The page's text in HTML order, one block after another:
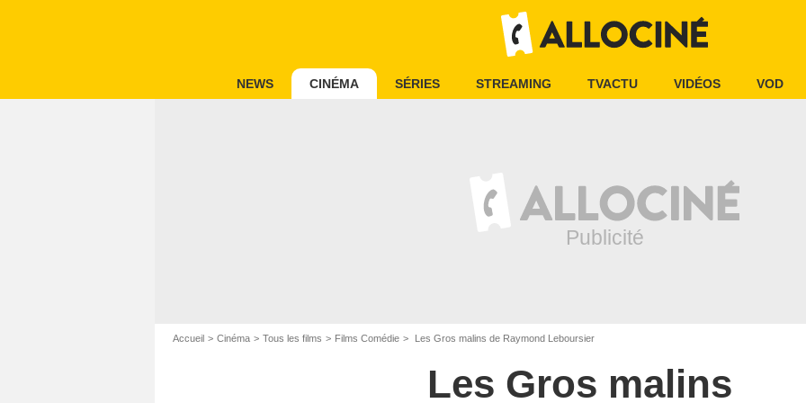
NEWS CINÉMA SÉRIES STREAMING TVACTU VIDÉOS VOD
Accueil Cinéma Tous les films Films Comédie Les Gros malins de Raymond Leboursier
Les Gros malins